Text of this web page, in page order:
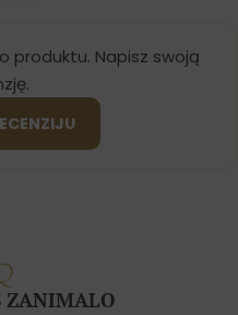
produktu. Napisz swoją
ZANIMALO